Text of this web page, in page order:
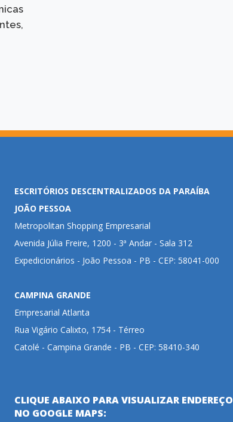
ESCRITÓRIOS DESCENTRALIZADOS DA PARAÍBA
JOÃO PESSOA
Metropolitan Shopping Empresarial
Avenida Júlia Freire, 1200 - 3ª Andar - Sala 312
Expedicionários - João Pessoa - PB - CEP: 58041-000
CAMPINA GRANDE
Empresarial Atlanta
Rua Vigário Calixto, 1754 - Térreo
Catolé - Campina Grande - PB - CEP: 58410-340
CLIQUE ABAIXO PARA VISUALIZAR ENDEREÇO
NO GOOGLE MAPS: